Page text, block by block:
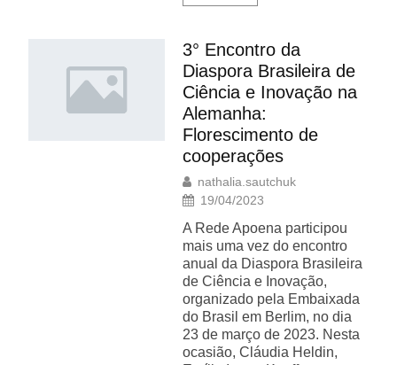
3° Encontro da
Diaspora Brasileira de
Ciência e Inovação na
Alemanha:
Florescimento de
cooperações
nathalia.sautchuk
19/04/2023
A Rede Apoena participou
mais uma vez do encontro
anual da Diaspora Brasileira
de Ciência e Inovação,
organizado pela Embaixada
do Brasil em Berlim, no dia
23 de março de 2023. Nesta
ocasião, Cláudia Heldin,